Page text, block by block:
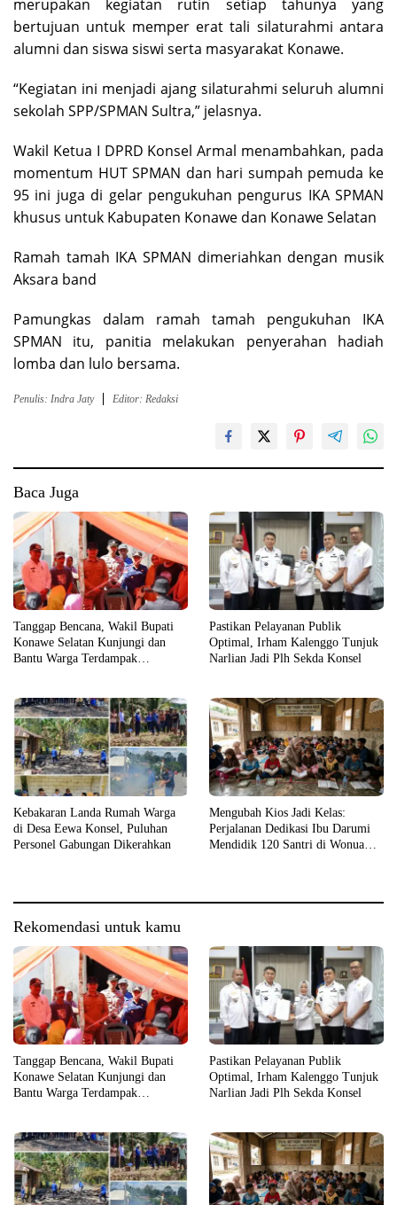
merupakan kegiatan rutin setiap tahunya yang
bertujuan untuk memper erat tali silaturahmi antara
alumni dan siswa siswi serta masyarakat Konawe.
“Kegiatan ini menjadi ajang silaturahmi seluruh alumni
sekolah SPP/SPMAN Sultra,” jelasnya.
Wakil Ketua I DPRD Konsel Armal menambahkan, pada
momentum HUT SPMAN dan hari sumpah pemuda ke
95 ini juga di gelar pengukuhan pengurus IKA SPMAN
khusus untuk Kabupaten Konawe dan Konawe Selatan
Ramah tamah IKA SPMAN dimeriahkan dengan musik
Aksara band
Pamungkas dalam ramah tamah pengukuhan IKA
SPMAN itu, panitia melakukan penyerahan hadiah
lomba dan lulo bersama.
Penulis: Indra Jaty Editor: Redaksi
Baca Juga
Tanggap Bencana, Wakil Bupati
Konawe Selatan Kunjungi dan
Bantu Warga Terdampak
Pastikan Pelayanan Publik
Optimal, Irham Kalenggo Tunjuk
Narlian Jadi Plh Sekda Konsel
Kebakaran Landa Rumah Warga
di Desa Eewa Konsel, Puluhan
Personel Gabungan Dikerahkan
Mengubah Kios Jadi Kelas:
Perjalanan Dedikasi Ibu Darumi
Mendidik 120 Santri di Wonua
Rekomendasi untuk kamu
Tanggap Bencana, Wakil Bupati
Konawe Selatan Kunjungi dan
Bantu Warga Terdampak
Pastikan Pelayanan Publik
Optimal, Irham Kalenggo Tunjuk
Narlian Jadi Plh Sekda Konsel